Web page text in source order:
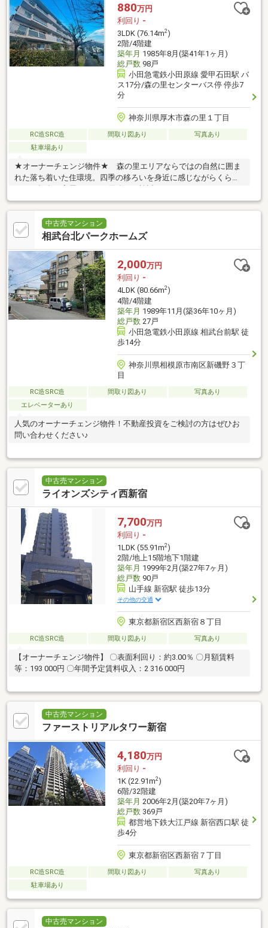
880万円
利回り -
3LDK (76.14m2)
2階/4階建
築年月 1985年8月(築41年1ヶ月)
総戸数98戸
小田急電鉄小田原線 愛甲石田駅 バ
ス17分/森の里センターバス停 停歩7
分
神奈川県厚木市森の里１丁目
RC造SRC造 間取り図あり
写真あり
駐車場あり
★オーナーチェンジ物件★ 森の里エリアならではの自然に囲ま
れた落ち着いた住環境。四季の移ろいを身近に感じながらくらせ
中古売マンション
相武台北パークホームズ
2,000万円
利回り -
4LDK (80.66m2)
4階/4階建
築年月 1989年11月(築36年10ヶ月)
総戸数27戸
小田急電鉄小田原線 相武台前駅 徒
歩14分
神奈川県相模原市南区新磯野３丁
目
RC造SRC造 間取り図あり
写真あり
エレベーターあり
人気のオーナーチェンジ物件！不動産投資をご検討の方はぜひお
問い合わせください♪
中古売マンション
ライオンズシティ西新宿
7,700万円
利回り -
1LDK (55.91m2)
2階/地上15階地下1階建
築年月 1999年2月(築27年7ヶ月)
総戸数90戸
山手線 新宿駅 徒歩13分
その他の交通
東京都新宿区西新宿８丁目
RC造SRC造 間取り図あり 写真あり
【オーナーチェンジ物件】 〇表面利回り：約3.00％ 〇月額賃料
等：193 000円 〇年間予定賃料収入：2 316 000円
中古売マンション
ファーストリアルタワー新宿
4,180万円
利回り -
1K (22.91m2)
6階/32階建
築年月 2006年2月(築20年7ヶ月)
総戸数369戸
都営地下鉄大江戸線 新宿西口駅 徒
歩4分
東京都新宿区西新宿７丁目
RC造SRC造 間取り図あり
写真あり
駐車場あり
中古売マンション